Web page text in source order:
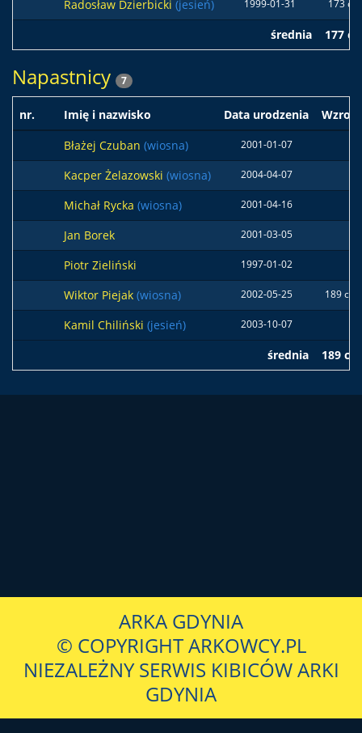
Radosław Dzierbicki (jesień) 1999-01-31 173 cm
średnia 177
Napastnicy 7
nr. Imię i nazwisko Data urodzenia
Wzrost
Błażej Czuban (wiosna) 2001-01-07
Kacper Żelazowski (wiosna) 2004-04-07
Michał Rycka (wiosna) 2001-04-16
Jan Borek 2001-03-05
Piotr Zieliński 1997-01-02
Wiktor Piejak (wiosna) 2002-05-25 189 cm
Kamil Chiliński (jesień) 2003-10-07
średnia 189 cm
ARKA GDYNIA
© COPYRIGHT ARKOWCY.PL
NIEZALEŻNY SERWIS KIBICÓW ARKI
GDYNIA